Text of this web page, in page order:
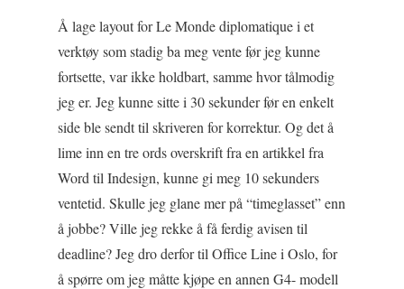
Å lage layout for Le Monde diplomatique i et
verktøy som stadig ba meg vente før jeg kunne
fortsette, var ikke holdbart, samme hvor tålmodig
jeg er. Jeg kunne sitte i 30 sekunder før en enkelt
side ble sendt til skriveren for korrektur. Og det å
lime inn en tre ords overskrift fra en artikkel fra
Word til Indesign, kunne gi meg 10 sekunders
ventetid. Skulle jeg glane mer på “timeglasset” enn
å jobbe? Ville jeg rekke å få ferdig avisen til
deadline? Jeg dro derfor til Office Line i Oslo, for
å spørre om jeg måtte kjøpe en annen G4- modell